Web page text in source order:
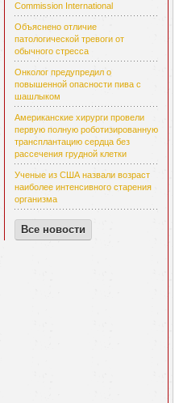
Commission International
Объяснено отличие
патологической тревоги от
обычного стресса
Онколог предупредил о
повышенной опасности пива с
шашлыком
Американские хирурги провели
первую полную роботизированную
трансплантацию сердца без
рассечения грудной клетки
Ученые из США назвали возраст
наиболее интенсивного старения
организма
Все новости